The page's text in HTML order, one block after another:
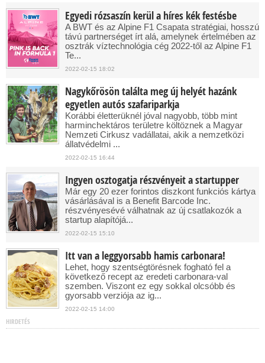
Egyedi rózsaszín kerül a híres kék festésbe
A BWT és az Alpine F1 Csapata stratégiai, hosszú
távú partnerséget írt alá, amelynek értelmében az
osztrák víztechnológia cég 2022-től az Alpine F1
Te...
2022-02-15 18:02
Nagykőrösön találta meg új helyét hazánk
egyetlen autós szafariparkja
Korábbi életterüknél jóval nagyobb, több mint
harminchektáros területre költöznek a Magyar
Nemzeti Cirkusz vadállatai, akik a nemzetközi
állatvédelmi ...
2022-02-15 16:44
Ingyen osztogatja részvényeit a startupper
Már egy 20 ezer forintos diszkont funkciós kártya
vásárlásával is a Benefit Barcode Inc.
részvényesévé válhatnak az új csatlakozók a
startup alapítójá...
2022-02-15 15:10
Itt van a leggyorsabb hamis carbonara!
Lehet, hogy szentségtörésnek fogható fel a
következő recept az eredeti carbonara-val
szemben. Viszont ez egy sokkal olcsóbb és
gyorsabb verziója az ig...
2022-02-15 14:00
HIRDETÉS